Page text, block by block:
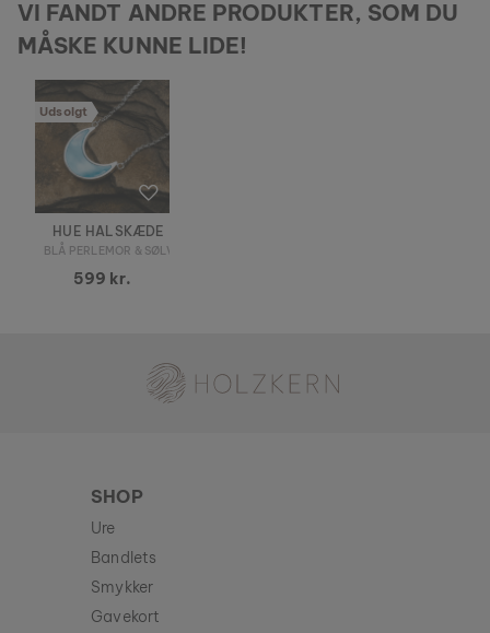
VI FANDT ANDRE PRODUKTER, SOM DU
MÅSKE KUNNE LIDE!
Udsolgt
HUE HALSKÆDE
BLÅ PERLEMOR & SØLV
599 kr.
SHOP
Ure
Bandlets
Smykker
Gavekort